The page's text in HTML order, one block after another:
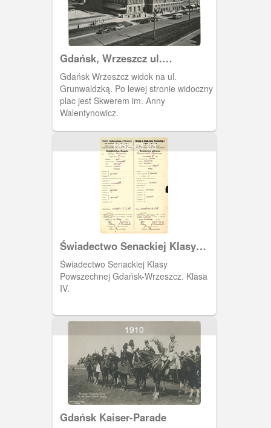
Gdańsk, Wrzeszcz ul.
Grunwaldzka
Gdańsk Wrzeszcz widok na ul.
Grunwaldzką. Po lewej stronie widoczny
plac jest Skwerem im. Anny
Walentynowicz.
1932-03-23
Świadectwo Senackiej Klasy
Powszechnej
Świadectwo Senackiej Klasy
Powszechnej Gdańsk-Wrzeszcz. Klasa
IV.
1910
Gdańsk Kaiser-Parade